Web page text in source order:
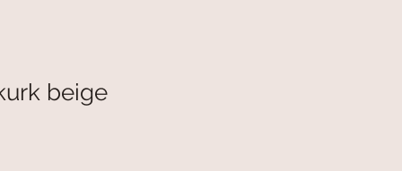
beige